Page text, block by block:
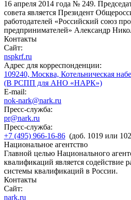
16 апреля 2014 года № 249.
совета является Президент
работодателей «Российский союз
предпринимателей» Александр
Контакты
Сайт:
nspkrf.ru
Адрес для корреспонденции:
109240, Москва, Котельническая
(В РСПП для АНО «НАРК»)
E-mail:
nok-nark@nark.ru
Пресс-служба:
pr@nark.ru
Пресс-служба:
+7 (495) 966-16-86 (доб. 1019 или
Национальное агентство
Главной целью Национального
квалификаций является содействие
системы квалификаций в России.
Контакты
Сайт:
nark.ru